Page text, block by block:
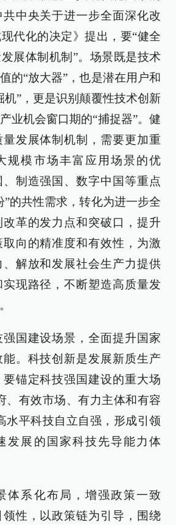
中央关于进一步全面深化改
代化的决定》提出，要“健全
展体制机制”。场景既是技术
的“放大器”，也是潜在用户和
机”，更是识别颠覆性技术创新
业机会窗口期的“捕捉器”。健
发展体制机制，需要更加重
规模市场丰富应用场景的优
制造强国、数字中国等重点
”的共性需求，转化为进一步全
革的发力点和突破口，提升
向的精准度和有效性，为激
解放和发展社会生产力提供
现路径，不断塑造高质量发
国建设场景，全面提升国家
。科技创新是发展新质生产
锚定科技强国建设的重大场
、有效市场、有力主体和有容
水平科技自立自强，形成引领
发展的国家科技先导能力体
体系化布局，增强政策一致
性，以政策链为引导，围绕